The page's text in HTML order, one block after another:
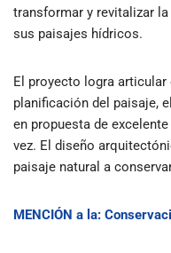
transformar y revitalizar
sus paisajes hídricos.
El proyecto logra
planificación del paisaje,
en propuesta de
vez. El diseño
paisaje natural a
MENCIÓN a la: